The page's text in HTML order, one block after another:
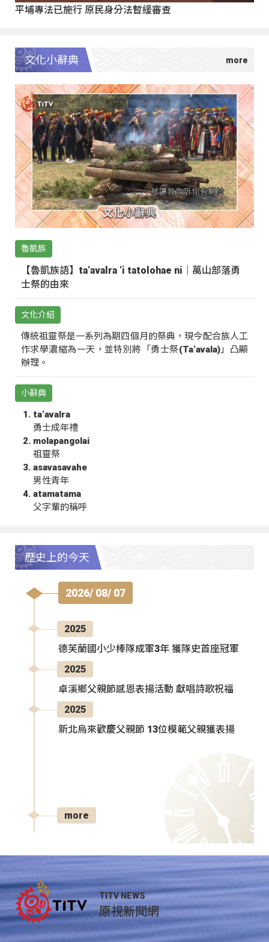
平埔專法已施行 原民身分法暫緩審查
文化小辭典
魯凱族
【魯凱族語】ta‘avalra ‘i tatolohae ni｜萬山部落勇
士祭的由來
文化介紹
傳統祖靈祭是一系列為期四個月的祭典，現今配合族人工
作求學濃縮為一天，並特別將「勇士祭(Ta‘avala)」凸顯
辦理。
小辭典
ta‘avalra
勇士成年禮
molapangolai
祖靈祭
asavasavahe
男性青年
atamatama
父字輩的稱呼
歷史上的今天
2026/ 08/ 07
2025
德芙蘭國小少棒隊成軍3年 獲隊史首座冠軍
2025
卓溪鄉父親節感恩表揚活動 獻唱詩歌祝福
2025
新北烏來歡慶父親節 13位模範父親獲表揚
more
TITV NEWS
原視新聞網